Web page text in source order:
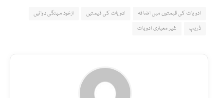
ادویات کی قیمتوں میں اضافہ ادویات کی قیمتیں
ازخود مہنگی دوائیں
ڈریپ
غیر معیاری ادویات